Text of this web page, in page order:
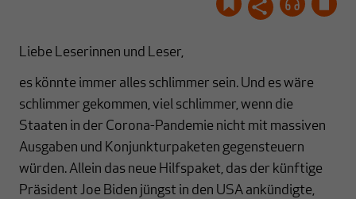
Liebe Leserinnen und Leser,
es könnte immer alles schlimmer sein. Und es wäre
schlimmer gekommen, viel schlimmer, wenn die
Staaten in der Corona-Pandemie nicht mit massiven
Ausgaben und Konjunkturpaketen gegensteuern
würden. Allein das neue Hilfspaket, das der künftige
Präsident Joe Biden jüngst in den USA ankündigte,